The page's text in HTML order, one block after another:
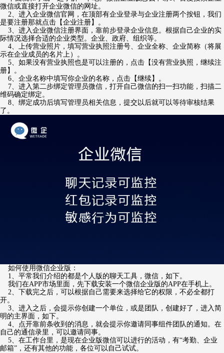
微信或直接打开企业微信的网址。
2、进入企业微信官网，在顶部有企业登录与企业注册两个按钮，我们
是要注册那就点击【企业注册】。
3、进入企业微信注册界面，靠前步登录企业信息。根据自己企业的实
际情况选择合适的企业类型。企业、政府、组织等。
4、上传营业照片，填写营业执照注册号、企业全称、企业简称（将展
示在企业成员的名片上）。
5、如果没有营业执照也是可以注册的，点击【没有营业执照，继续注
册】。
6、企业名称中填写你企业的名称，点击【继续】。
7、进入第二步绑定管理员微信，打开自己微信的扫一扫功能，扫描二
维码确定绑定。
8、绑定成功后填写管理员相关信息，提交以后就可以等待审核结果
了。
如何使用微信企业版：
1、平常我们介绍的都是个人版的聊天工具，微信，如下。
我们在APP市场里面，先下载安装一个微信企业版的APP在手机上。
2、下载完之后，可以根据自己需要来选择给它的权限，不必全都打
开。
3、进入之后，会提示你创建一个单位，或是团队，创建好了，进入简
明的主界面，如下。
4、点开靠前条收到的消息，就会提示你邀请同事组件团队的通知。在
自己的通信录里，可以邀请同事。
5、在工作台里，是现在企业版微信可以进行的活动，有“考勤、企业
邮箱”，还有其他的功能，各位可以自己试试。